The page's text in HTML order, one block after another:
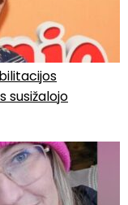
susižalojo